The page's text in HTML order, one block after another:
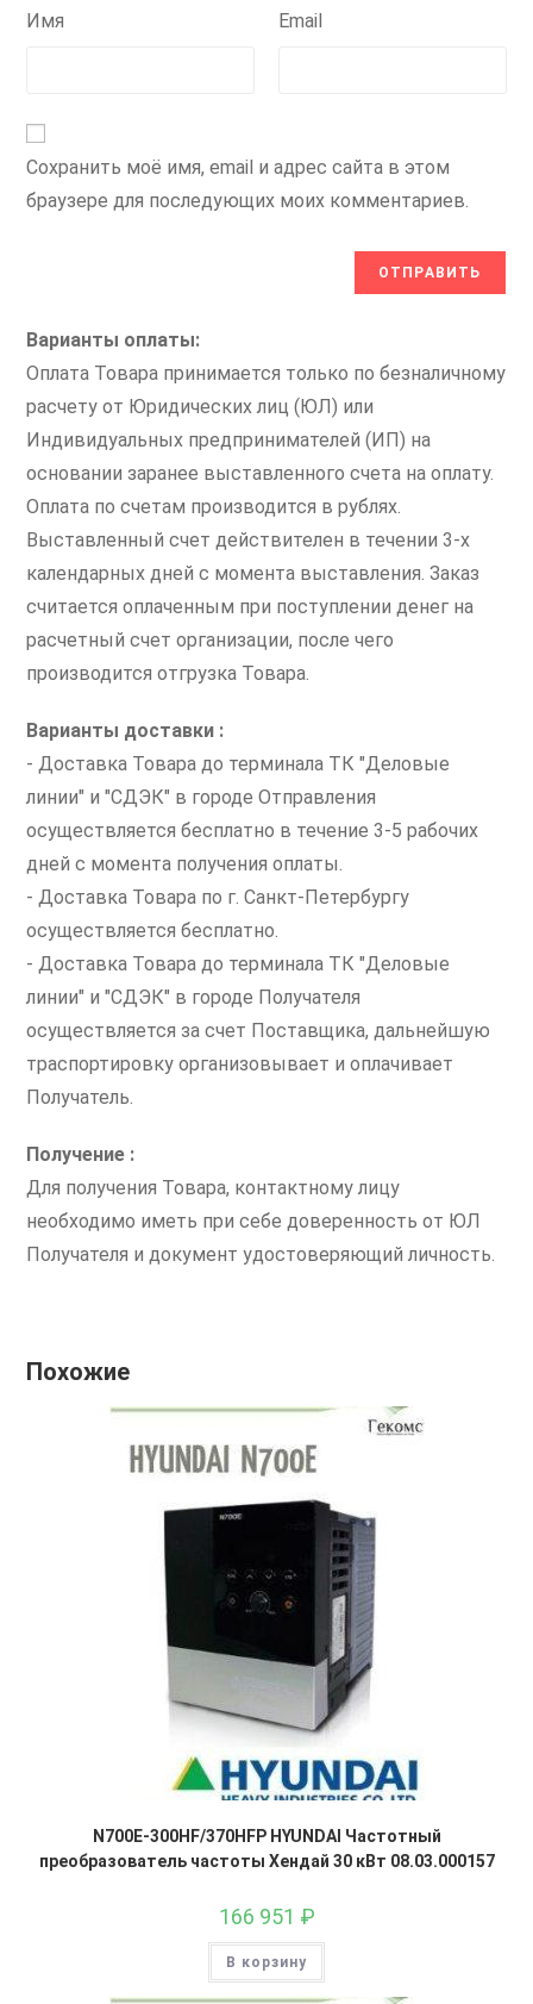
Имя Email
Сохранить моё имя, email и адрес сайта в этом
браузере для последующих моих комментариев.
Варианты оплаты:
Оплата Товара принимается только по безналичному
расчету от Юридических лиц (ЮЛ) или
Индивидуальных предпринимателей (ИП) на
основании заранее выставленного счета на оплату.
Оплата по счетам производится в рублях.
Выставленный счет действителен в течении 3-х
календарных дней с момента выставления. Заказ
считается оплаченным при поступлении денег на
расчетный счет организации, после чего
производится отгрузка Товара.
Варианты доставки :
- Доставка Товара до терминала ТК "Деловые
линии" и "СДЭК" в городе Отправления
осуществляется бесплатно в течение 3-5 рабочих
дней с момента получения оплаты.
- Доставка Товара по г. Санкт-Петербургу
осуществляется бесплатно.
- Доставка Товара до терминала ТК "Деловые
линии" и "СДЭК" в городе Получателя
осуществляется за счет Поставщика, дальнейшую
траспортировку организовывает и оплачивает
Получатель.
Получение :
Для получения Товара, контактному лицу
необходимо иметь при себе доверенность от ЮЛ
Получателя и документ удостоверяющий личность.
Похожие
N700E-300HF/370HFP HYUNDAI Частотный
преобразователь частоты Хендай 30 кВт 08.03.000157
166 951 ₽
В корзину